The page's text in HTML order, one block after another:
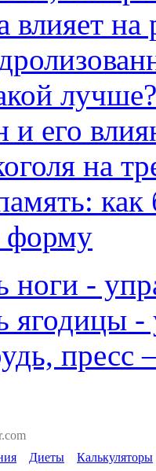
влияет
лучше?
и его
на
как
форму
ноги -
ягодицы
пресс
Диеты Калькуляторы